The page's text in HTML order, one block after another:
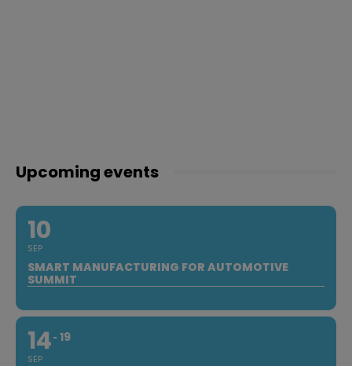
Upcoming events
10
SEP
SMART MANUFACTURING FOR AUTOMOTIVE
SUMMIT
14
SEP
19